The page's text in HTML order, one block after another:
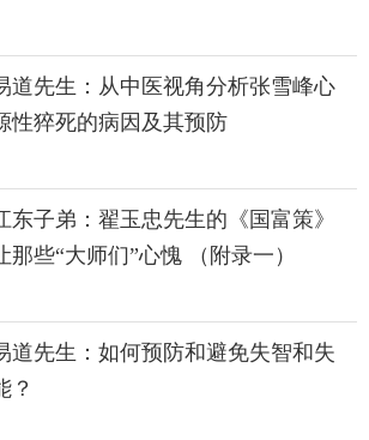
道先生：从中医视角分析张雪峰心
性猝死的病因及其预防
东子弟：翟玉忠先生的《国富策》
那些“大师们”心愧 （附录一）
道先生：如何预防和避免失智和失
？